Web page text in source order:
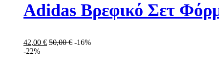
Adidas Βρεφικό Σετ
42,00 € 50,00€ -16%
-22%